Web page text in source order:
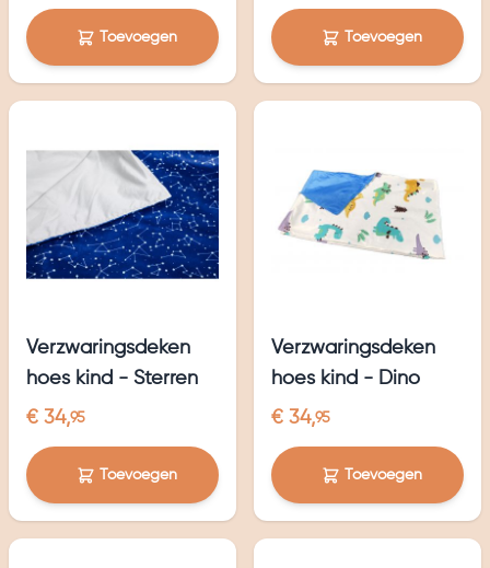
Toevoegen Toevoegen
Verzwaringsdeken
hoes kind - Sterren
€ 34,95
Toevoegen
Verzwaringsdeken
hoes kind - Dino
€ 34,95
Toevoegen